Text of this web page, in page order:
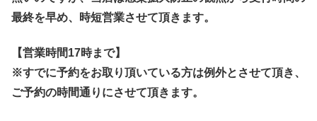
最終を早め、時短営業させて頂きます。
【営業時間17時まで】
※すでに予約をお取り頂いている方は例外とさせて頂き、
ご予約の時間通りにさせて頂きます。